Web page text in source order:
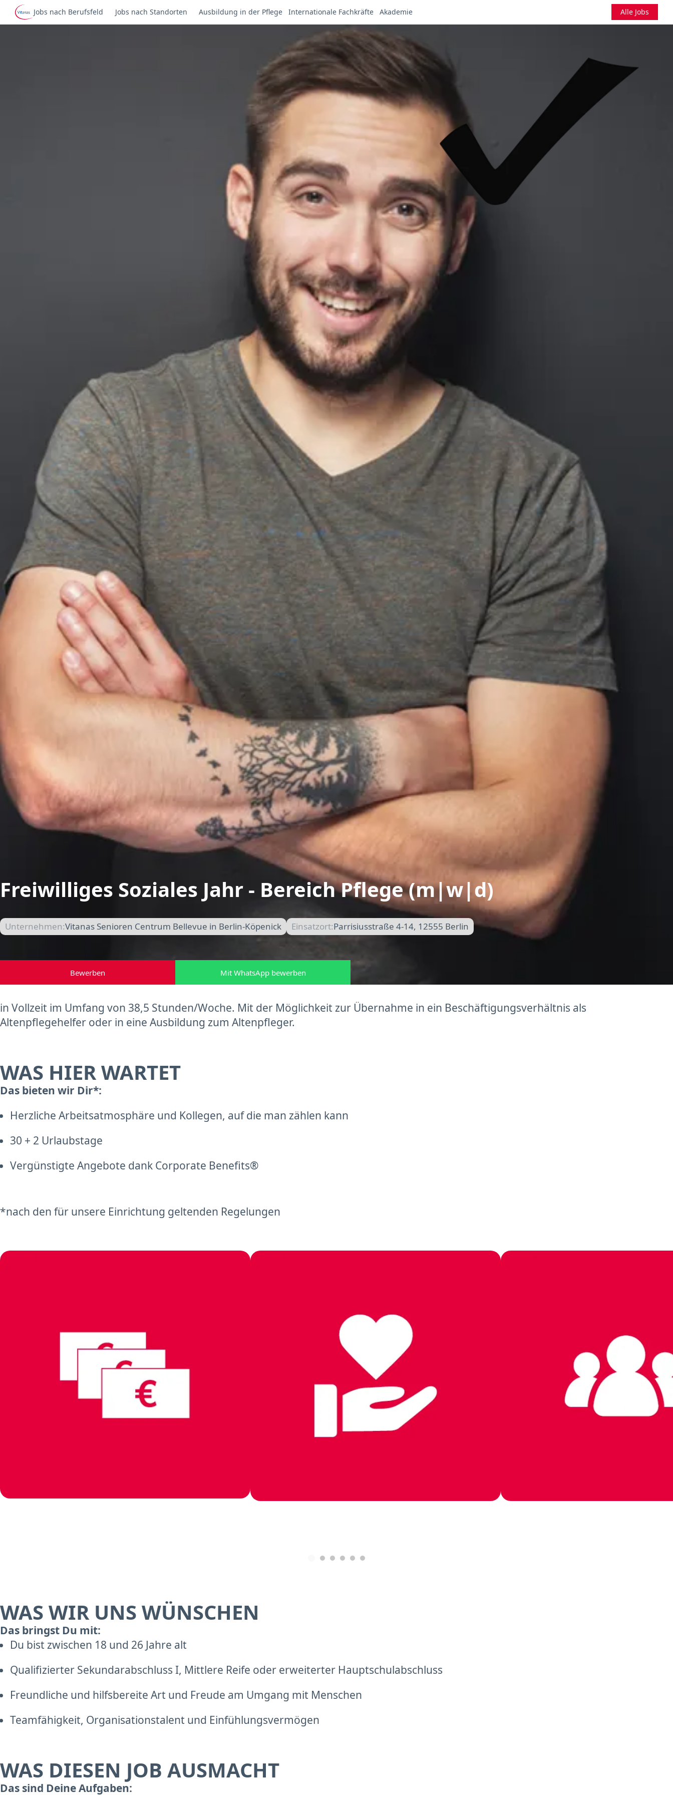
Jobs nach Berufsfeld Jobs nach Standorten Ausbildung in der Pflege Internationale Fachkräfte Akademie Alle Jobs
Freiwilliges Soziales Jahr - Bereich Pflege (m|w|d)
Unternehmen:Vitanas Senioren Centrum Bellevue in Berlin-Köpenick Einsatzort:Parrisiusstraße 4-14, 12555 Berlin
Bewerben Mit WhatsApp bewerben
in Vollzeit im Umfang von 38,5 Stunden/Woche. Mit der Möglichkeit zur Übernahme in ein Beschäftigungsverhältnis als
Altenpflegehelfer oder in eine Ausbildung zum Altenpfleger.
WAS HIER WARTET
Das bieten wir Dir*:
Herzliche Arbeitsatmosphäre und Kollegen, auf die man zählen kann
30 + 2 Urlaubstage
Vergünstigte Angebote dank Corporate Benefits®
*nach den für unsere Einrichtung geltenden Regelungen
WAS WIR UNS WÜNSCHEN
Das bringst Du mit:
Du bist zwischen 18 und 26 Jahre alt
Qualifizierter Sekundarabschluss I, Mittlere Reife oder erweiterter Hauptschulabschluss
Freundliche und hilfsbereite Art und Freude am Umgang mit Menschen
Teamfähigkeit, Organisationstalent und Einfühlungsvermögen
WAS DIESEN JOB AUSMACHT
Das sind Deine Aufgaben: